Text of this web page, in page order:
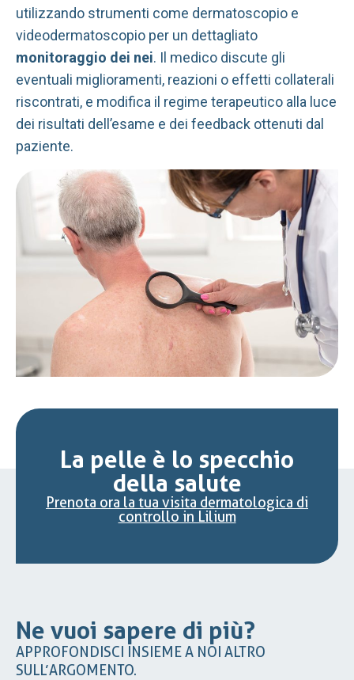
utilizzando strumenti come dermatoscopio e
videodermatoscopio per un dettagliato
monitoraggio dei nei. Il medico discute gli
eventuali miglioramenti, reazioni o effetti collaterali
riscontrati, e modifica il regime terapeutico alla luce
dei risultati dell’esame e dei feedback ottenuti dal
paziente.
La pelle è lo specchio
della salute
Prenota ora la tua visita dermatologica di
controllo in Lilium
Ne vuoi sapere di più?
APPROFONDISCI INSIEME A NOI ALTRO
SULL’ARGOMENTO.